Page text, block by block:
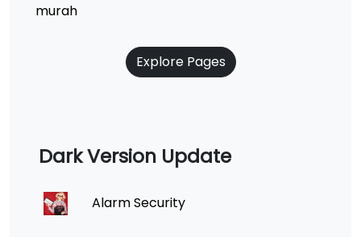
murah
Explore Pages
Dark Version Update
Alarm Security